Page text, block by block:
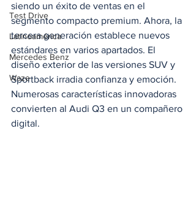
Test Drive
Latinoamérica
Mercedes Benz
Waze
siendo un éxito de ventas en el
segmento compacto premium. Ahora, la
tercera generación establece nuevos
estándares en varios apartados. El
diseño exterior de las versiones SUV y
Sportback irradia confianza y emoción.
Numerosas características innovadoras
convierten al Audi Q3 en un compañero
digital.